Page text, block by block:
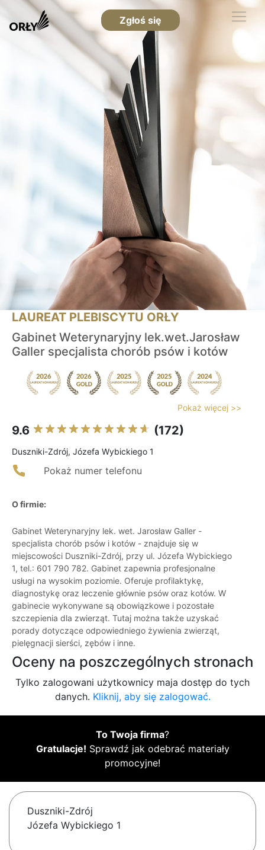
Zgłoś się
LAUREAT PLEBISCYTU ORŁY
Gabinet Weterynaryjny lek.wet.Jarosław
Galler specjalista chorób psów i kotów
Pokaż więcej >>
9.6 (172)
Duszniki-Zdrój, Józefa Wybickiego 1
Pokaż numer telefonu
O firmie:
Gabinet Weterynaryjny lek. wet. Jarosław Galler -
specjalista chorób psów i kotów - znajduje się w
miejscowości Duszniki-Zdrój, przy ul. Józefa Wybickiego
1, tel.: 601 790 782. Gabinet zapewnia profesjonalne
usługi na wysokim poziomie. Oferuje profilaktykę,
diagnostykę oraz leczenie głównie psów oraz kotów. W
gabinecie wykonywane są obowiązkowe i pozostałe
szczepienia dla zwierząt. Tutaj można także uzyskać
porady dotyczące odpowiedniego żywienia zwierząt,
pielęgnacji sierści, zębów i inne.
Oceny na poszczególnych stronach
Tylko zalogowani użytkownicy maja dostęp do tych
danych. Kliknij, aby się zalogować.
To Twoja firma?
Gratulacje! Sprawdź jak odebrać materiały
promocyjne!
Duszniki-Zdrój
Józefa Wybickiego 1